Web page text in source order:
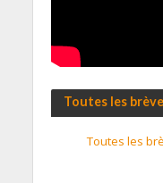
Toutes les
Toutes les